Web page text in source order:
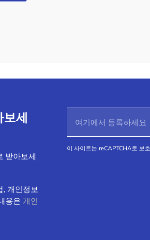
세
받아보세
, 개인정보
용은 개인
이 사이트는 reCAPTCHA로 보